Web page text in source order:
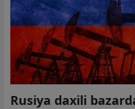
Rusiya daxili